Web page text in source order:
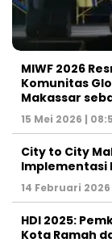
MIWF 2026
Komunitas
Makassar
15 Mei 2026 |
City to City
Implementasi
14 Februari
HDI 2025:
Kota Ramah